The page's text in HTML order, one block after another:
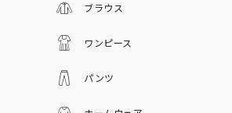
ブラウス
ワンピース
パンツ